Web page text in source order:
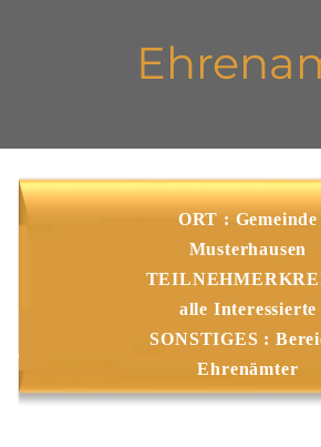
ORT : Gemeinde
Musterhausen
alle Interessierte
SONSTIGES :
Ehrenämter